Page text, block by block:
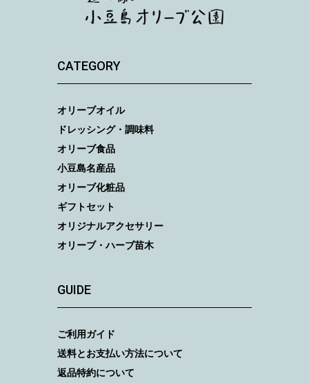
CATEGORY
オリーブオイル
ドレッシング・調味料
オリーブ食品
小豆島名産品
オリーブ化粧品
ギフトセット
オリジナルアクセサリー
オリーブ・ハーブ苗木
GUIDE
ご利用ガイド
送料とお支払い方法について
返品特約について